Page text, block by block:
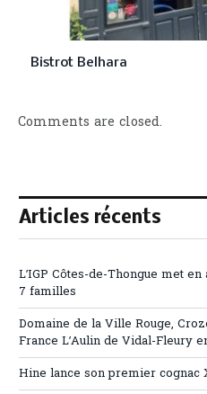
Bistrot Belhara
Comments are closed.
Articles récents
L’IGP Côtes-de-Thongue met
7 familles
Domaine de la Ville Rouge,
France L’Aulin de Vidal-Fleury
Hine lance son premier cognac